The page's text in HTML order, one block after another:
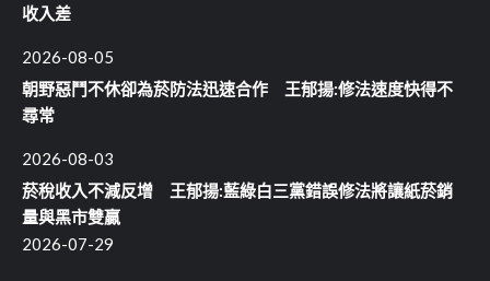
收入差
2026-08-05
朝野惡鬥不休卻為菸防法迅速合作 王郁揚:修法速度快得不
尋常
2026-08-03
菸稅收入不減反增 王郁揚:藍綠白三黨錯誤修法將讓紙菸銷
量與黑市雙贏
2026-07-29